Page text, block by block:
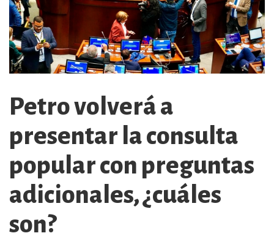
Petro volverá a
presentar la consulta
popular con preguntas
adicionales, ¿cuáles
son?